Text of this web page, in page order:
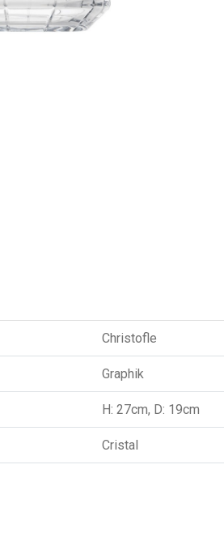
Christofle
Graphik
H: 27cm, D: 19cm
Cristal